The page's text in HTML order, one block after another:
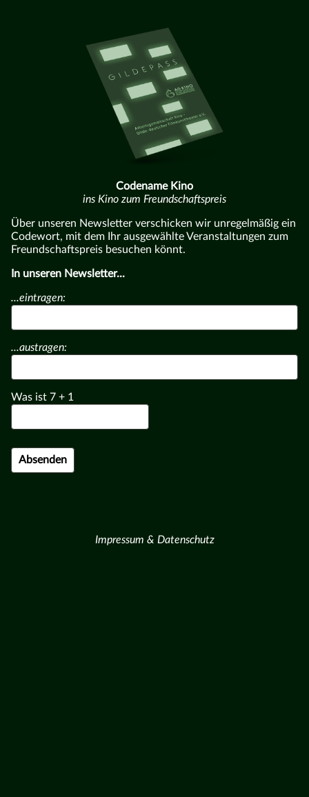
Codename Kino
ins Kino zum Freundschaftspreis
Über unseren Newsletter verschicken wir unregelmäßig ein
Codewort, mit dem Ihr ausgewählte Veranstaltungen zum
Freundschaftspreis besuchen könnt.
In unseren Newsletter...
...eintragen:
...austragen:
Was ist 7 + 1
Impressum & Datenschutz